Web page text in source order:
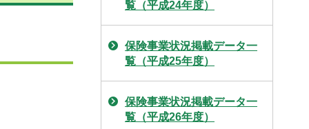
覧（平成24年度）
保険事業状況掲載データ一
覧（平成25年度）
保険事業状況掲載データ一
覧（平成26年度）